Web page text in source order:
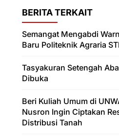
BERITA TERKAIT
Semangat Mengabdi
Baru Politeknik Agraria
Tasyakuran Setengah
Dibuka
Beri Kuliah Umum di
Nusron Ingin Ciptakan
Distribusi Tanah